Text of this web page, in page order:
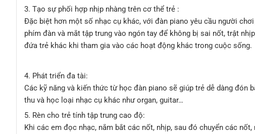
3. Tạo sự phối hợp nhịp nhàng trên cơ thể trẻ :
Đặc biệt hơn một số nhạc cụ khác, với đàn piano yêu cầu người
phím đàn và mắt tập trung vào ngón tay để không bị sai nốt, trật
đứa trẻ khác khi tham gia vào các hoạt động khác trong cuộc sống.
4. Phát triển đa tài:
Các kỹ năng và kiến thức từ học đàn piano sẽ giúp trẻ dễ dàng
thu và học loại nhạc cụ khác như organ, guitar…
5. Rèn cho trẻ tính tập trung cao độ:
Khi các em đọc nhạc, nắm bắt các nốt, nhịp, sau đó chuyển các